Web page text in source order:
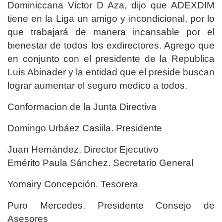
Dominiccana Victor D Aza, dijo que ADEXDIM
tiene en la Liga un amigo y incondicional, por lo
que trabajará de manera incansable por el
bienestar de todos los exdirectores. Agrego que
en conjunto con el presidente de la Republica
Luis Abinader y la entidad que el preside buscan
lograr aumentar el seguro medico a todos.
Conformacion de la Junta Directiva
Domingo Urbáez Casiila. Presidente
Juan Hernández. Director Ejecutivo
Emérito Paula Sánchez. Secretario General
Yomairy Concepción. Tesorera
Puro Mercedes. Presidente Consejo de
Asesores